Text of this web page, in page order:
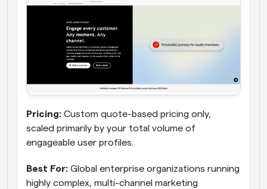
Pricing: Custom quote-based pricing only,
scaled primarily by your total volume of
engageable user profiles.
Best For: Global enterprise organizations running
highly complex, multi-channel marketing